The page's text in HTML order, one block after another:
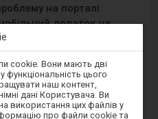
на порталі
додаток на
cookie. Вони мають дві
функціональність цього
наш контент,
дані Користувача. Ви
використання цих файлів у
про файли cookie та